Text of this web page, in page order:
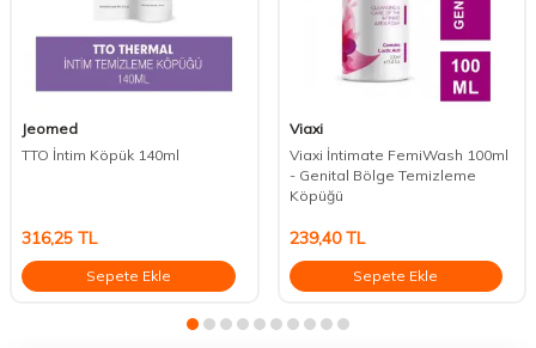
Jeomed
TTO İntim Köpük 140ml
316,25 TL
Sepete Ekle
Viaxi
Viaxi İntimate FemiWash 100ml
- Genital Bölge Temizleme
Köpüğü
239,40TL
Sepete Ekle